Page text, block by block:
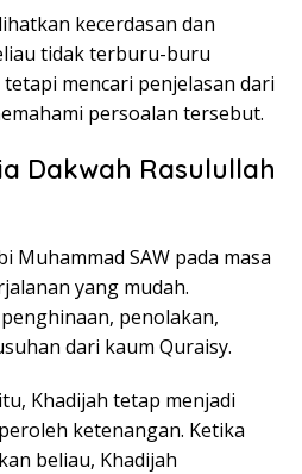
kecerdasan dan
tidak terburu-buru
mencari penjelasan dari
persoalan tersebut.
Dakwah Rasulullah
Muhammad SAW pada masa
yang mudah.
penolakan,
dari kaum Quraisy.
Khadijah tetap menjadi
ketenangan. Ketika
beliau, Khadijah